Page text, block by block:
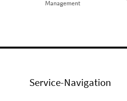
Service-Navigation